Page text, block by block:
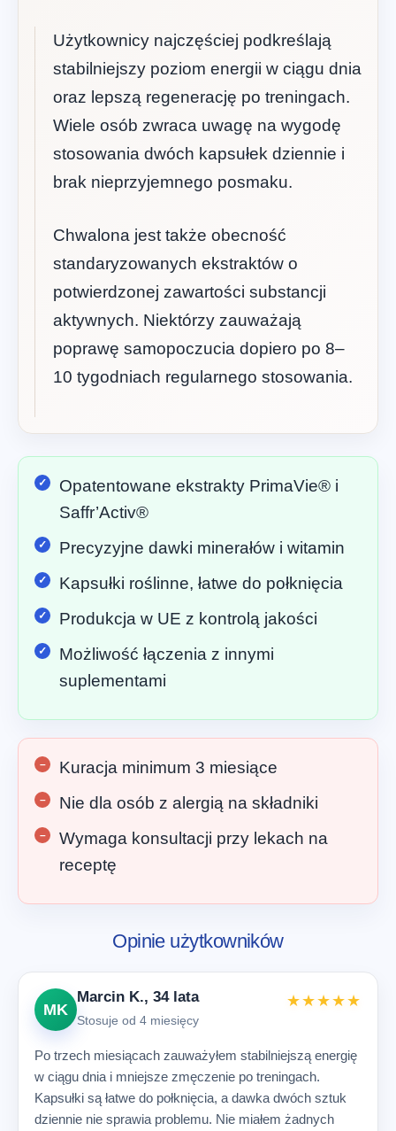
Użytkownicy najczęściej podkreślają
stabilniejszy poziom energii w ciągu dnia
oraz lepszą regenerację po treningach.
Wiele osób zwraca uwagę na wygodę
stosowania dwóch kapsułek dziennie i
brak nieprzyjemnego posmaku.
Chwalona jest także obecność
standaryzowanych ekstraktów o
potwierdzonej zawartości substancji
aktywnych. Niektórzy zauważają
poprawę samopoczucia dopiero po 8–
10 tygodniach regularnego stosowania.
Opatentowane ekstrakty PrimaVie® i
Saffr’Activ®
Precyzyjne dawki minerałów i witamin
Kapsułki roślinne, łatwe do połknięcia
Produkcja w UE z kontrolą jakości
Możliwość łączenia z innymi
suplementami
Kuracja minimum 3 miesiące
Nie dla osób z alergią na składniki
Wymaga konsultacji przy lekach na
receptę
Opinie użytkowników
MK
Marcin K., 34 lata
Stosuje od 4 miesięcy
★★★★★
Po trzech miesiącach zauważyłem stabilniejszą energię
w ciągu dnia i mniejsze zmęczenie po treningach.
Kapsułki są łatwe do połknięcia, a dawka dwóch sztuk
dziennie nie sprawia problemu. Nie miałem żadnych